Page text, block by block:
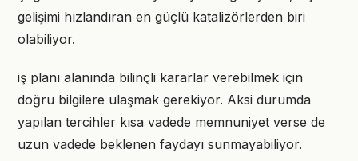
gelişimi hızlandıran en güçlü katalizörlerden biri
olabiliyor.
iş planı alanında bilinçli kararlar verebilmek için
doğru bilgilere ulaşmak gerekiyor. Aksi durumda
yapılan tercihler kısa vadede memnuniyet verse de
uzun vadede beklenen faydayı sunmayabiliyor.